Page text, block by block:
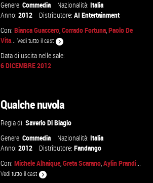
Genere:Commedia Nazionalità:Italia
Anno:2012 Distributore:AI Entertainment
Con:Bianca Guaccero,Corrado Fortuna,Paolo De
Vita...Vedi tutto il cast
Data di uscita nelle sale:
6 DICEMBRE 2012
Qualche nuvola
Regia di:Saverio Di Biagio
Genere:Commedia Nazionalità:Italia
Anno:2012 Distributore:Fandango
Con:Michele Alhaique,Greta Scarano,Aylin Prandi...
Vedi tutto il cast